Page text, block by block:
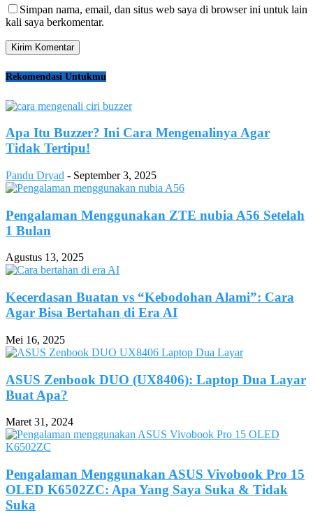
Simpan nama, email, dan situs web saya di browser ini untuk lain
kali saya berkomentar.
Rekomendasi Untukmu
Apa Itu Buzzer? Ini Cara Mengenalinya Agar
Tidak Tertipu!
Pandu Dryad - September 3, 2025
Pengalaman Menggunakan ZTE nubia A56 Setelah
1 Bulan
Agustus 13, 2025
Kecerdasan Buatan vs “Kebodohan Alami”: Cara
Agar Bisa Bertahan di Era AI
Mei 16, 2025
ASUS Zenbook DUO (UX8406): Laptop Dua Layar
Buat Apa?
Maret 31, 2024
Pengalaman Menggunakan ASUS Vivobook Pro 15
OLED K6502ZC: Apa Yang Saya Suka & Tidak
Suka